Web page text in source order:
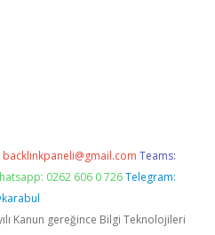
backlinkpaneli@gmail.com Teams:
0262 606 0 726 Telegram:
Kanun gereğince Bilgi Teknolojileri